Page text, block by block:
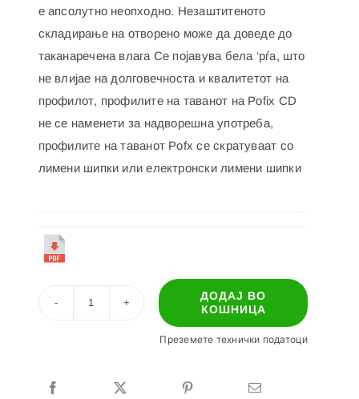
е апсолутно неопходно. Незаштитеното
складирање на отворено може да доведе до
таканаречена влага Се појавува бела ‘рѓа, што
не влијае на долговечноста и квалитетот на
профилот, профилите на таванот на Pofix CD
не се наменети за надворешна употреба,
профилите на таванот Pofx се скратуваат со
лимени шипки или електронски лимени шипки
ДОДАЈ ВО
КОШНИЦА
Преземете технички податоци